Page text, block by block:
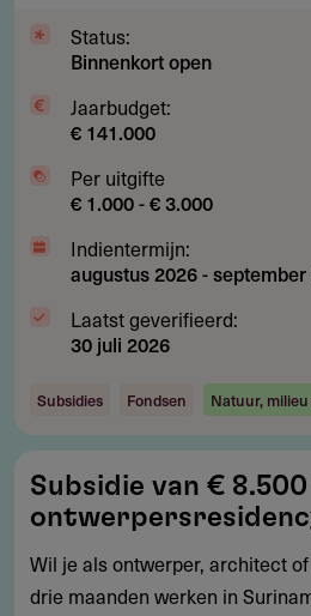
bossenStatus:
Binnenkort open
Jaarbudget:
€ 141.000
Per uitgifte
€ 1.000 - € 3.000
Indientermijn:
augustus 2026-september
Laatst geverifieerd:
30 juli 2026
Subsidies Fondsen Natuur,
van
€
8.500
voor
Subsidie van €
Wil je als ontwerper, architect
drie maanden werken in